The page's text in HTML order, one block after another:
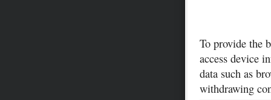
To provide the
access device
data such as
withdrawing